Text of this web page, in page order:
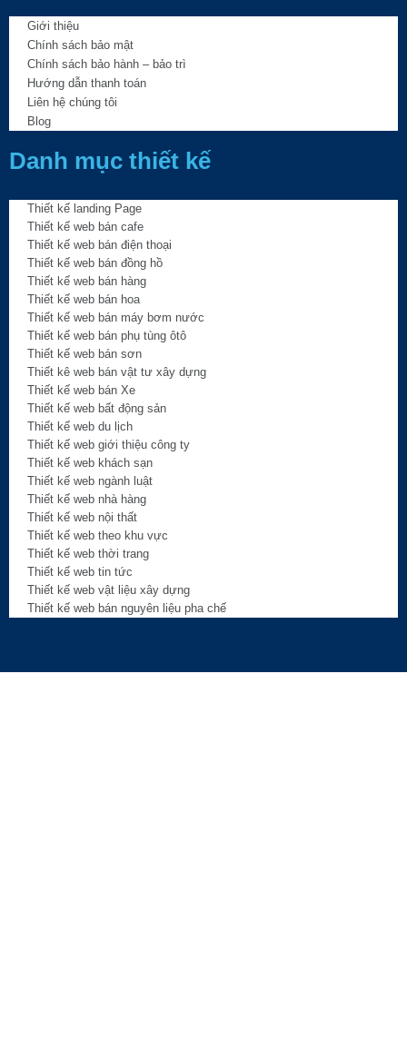
Giới thiệu
Chính sách bảo mật
Chính sách bảo hành – bảo trì
Hướng dẫn thanh toán
Liên hệ chúng tôi
Blog
Danh mục thiết kế
Thiết kế landing Page
Thiết kế web bán cafe
Thiết kế web bán điện thoại
Thiết kế web bán đồng hồ
Thiết kế web bán hàng
Thiết kế web bán hoa
Thiết kế web bán máy bơm nước
Thiết kế web bán phụ tùng ôtô
Thiết kế web bán sơn
Thiết kê web bán vật tư xây dựng
Thiết kế web bán Xe
Thiết kế web bất động sản
Thiết kế web du lịch
Thiết kế web giới thiệu công ty
Thiết kế web khách sạn
Thiết kế web ngành luật
Thiết kế web nhà hàng
Thiết kế web nội thất
Thiết kế web theo khu vực
Thiết kế web thời trang
Thiết kế web tin tức
Thiết kế web vật liệu xây dựng
Thiết kế web bán nguyên liệu pha chế